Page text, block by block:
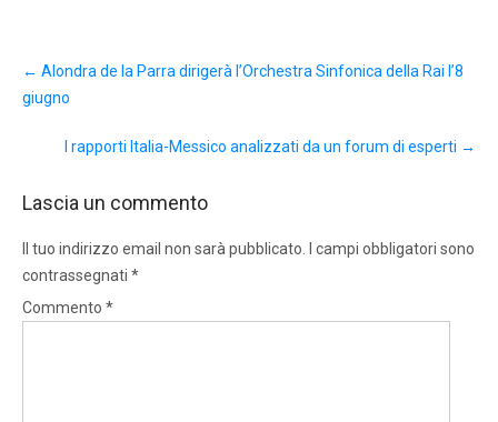
navigation
← Alondra de la Parra dirigerà l’Orchestra Sinfonica della Rai l’8
giugno
I rapporti Italia-Messico analizzati da un forum di esperti →
Lascia un commento
Il tuo indirizzo email non sarà pubblicato.
I campi obbligatori sono
contrassegnati *
Commento *